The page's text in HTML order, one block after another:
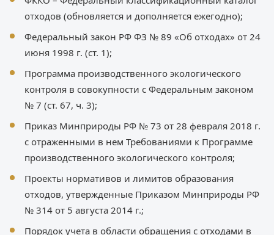
отходов (обновляется и дополняется ежегодно);
Федеральный закон РФ ФЗ № 89 «Об отходах» от 24
июня 1998 г. (ст. 1);
Программа производственного экологического
контроля в совокупности с Федеральным законом
№ 7 (ст. 67, ч. 3);
Приказ Минприроды РФ № 73 от 28 февраля 2018 г.
с отраженными в нем Требованиями к Программе
производственного экологического контроля;
Проекты нормативов и лимитов образования
отходов, утвержденные Приказом Минприроды РФ
№ 314 от 5 августа 2014 г.;
Порядок учета в области обращения с отходами в